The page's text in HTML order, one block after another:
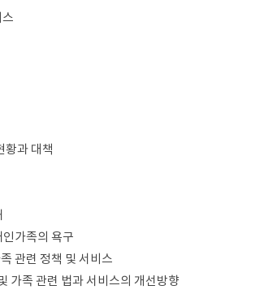
황과 대책
가족의 욕구
관련 정책 및 서비스
가족 관련 법과 서비스의 개선방향